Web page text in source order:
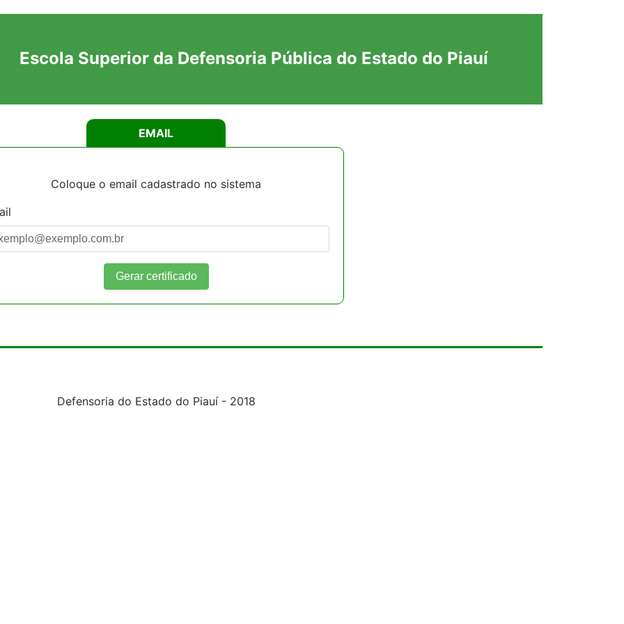
Escola Superior da Defensoria Pública do Estado do Piauí
EMAIL
Coloque o email cadastrado no sistema
Gerar certificado
Defensoria do Estado do Piauí - 2018